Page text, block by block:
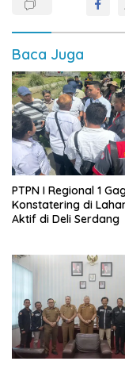
Baca Juga
PTPN I Regional 1
Konstatering di
Aktif di Deli Serdang